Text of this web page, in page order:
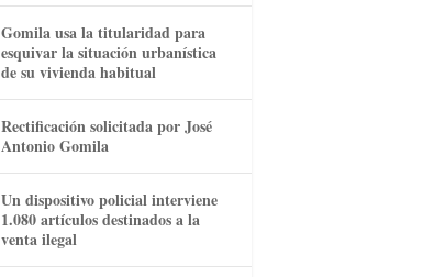
Gomila usa la titularidad para
esquivar la situación urbanística
de su vivienda habitual
Rectificación solicitada por José
Antonio Gomila
Un dispositivo policial interviene
1.080 artículos destinados a la
venta ilegal